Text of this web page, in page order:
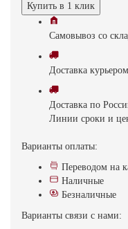
Купить в 1 клик
Самовывоз со
Доставка
Доставка по
Линии сроки и
Варианты оплаты:
Переводом на
Наличные
Безналичные
Варианты связи с нами: